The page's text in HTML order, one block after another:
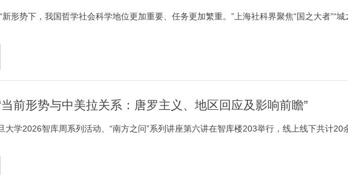
形势下，我国哲学社会科学地位更加重要、任务更加繁重。”上海社科界聚焦“国之大者”“城
当前形势与中美拉关系：唐罗主义、地区回应及影响前瞻”
大学2026智库周系列活动、“南方之问”系列讲座第六讲在智库楼203举行，线上线下共计20